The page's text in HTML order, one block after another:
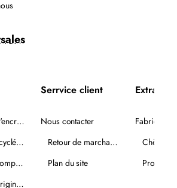
Cartouche jet d'encre recyclée
Cartouche recyclée PLUS
Cartouches compatibles
Cartouches originales
Serrvice client
Nous contacter
Retour de marchandise
Plan du site
Extra
Fabricants